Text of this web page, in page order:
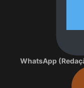
WhatsApp